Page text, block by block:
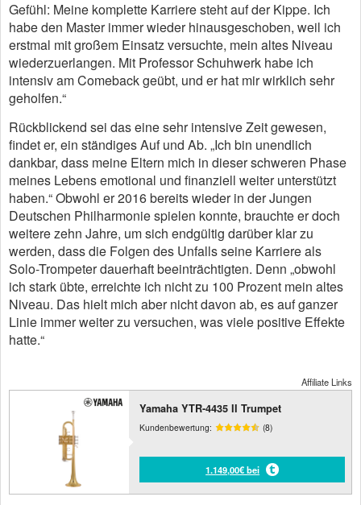
Gefühl: Meine komplette Karriere steht auf der Kippe. Ich
habe den Master immer wieder hinausgeschoben, weil ich
erstmal mit großem Einsatz versuchte, mein altes Niveau
wiederzuerlangen. Mit Professor Schuhwerk habe ich
intensiv am Comeback geübt, und er hat mir wirklich sehr
geholfen.“
Rückblickend sei das eine sehr intensive Zeit gewesen,
findet er, ein ständiges Auf und Ab. „Ich bin unendlich
dankbar, dass meine Eltern mich in dieser schweren Phase
meines Lebens emotional und finanziell weiter unterstützt
haben.“ Obwohl er 2016 bereits wieder in der Jungen
Deutschen Philharmonie spielen konnte, brauchte er doch
weitere zehn Jahre, um sich endgültig darüber klar zu
werden, dass die Folgen des Unfalls seine Karriere als
Solo-Trompeter dauerhaft beeinträchtigten. Denn „obwohl
ich stark übte, erreichte ich nicht zu 100 Prozent mein altes
Niveau. Das hielt mich aber nicht davon ab, es auf ganzer
Linie immer weiter zu versuchen, was viele positive Effekte
hatte.“
Affiliate Links
Yamaha YTR-4435 II Trumpet
Kundenbewertung: (8)
1.149,00€ bei